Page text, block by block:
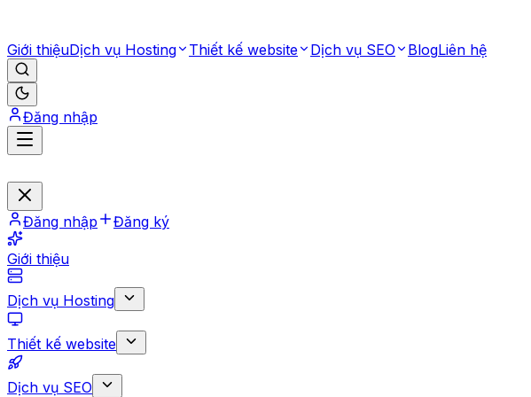
Giới thiệuDịch vụ Hosting Thiết kế website Dịch vụ SEO BlogLiên hệ
Đăng nhập
Đăng nhập Đăng ký
Giới thiệu
Dịch vụ Hosting
Thiết kế website
Dịch vụ SEO